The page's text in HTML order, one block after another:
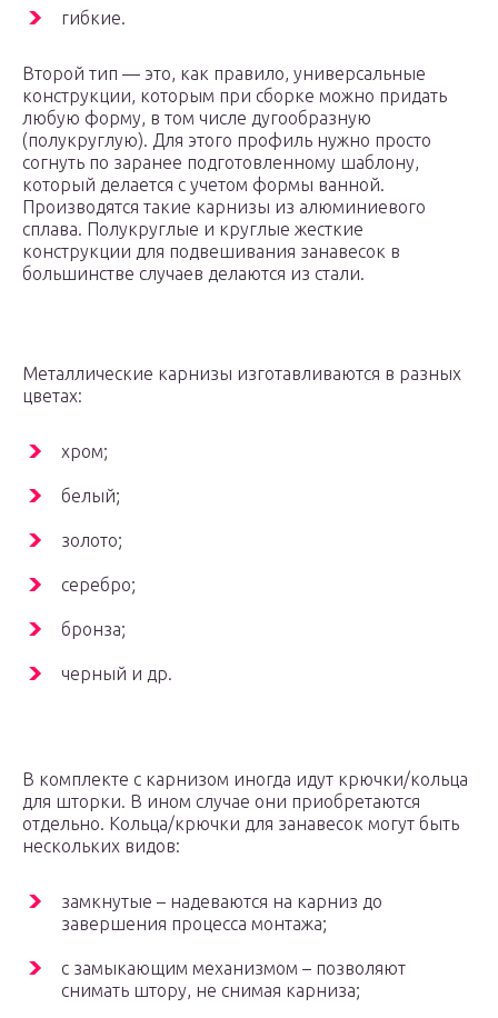
гибкие.
Второй тип — это, как правило, универсальные
конструкции, которым при сборке можно придать
любую форму, в том числе дугообразную
(полукруглую). Для этого профиль нужно просто
согнуть по заранее подготовленному шаблону,
который делается с учетом формы ванной.
Производятся такие карнизы из алюминиевого
сплава. Полукруглые и круглые жесткие
конструкции для подвешивания занавесок в
большинстве случаев делаются из стали.
Металлические карнизы изготавливаются в разных
цветах:
хром;
белый;
золото;
серебро;
бронза;
черный и др.
В комплекте с карнизом иногда идут крючки/кольца
для шторки. В ином случае они приобретаются
отдельно. Кольца/крючки для занавесок могут быть
нескольких видов:
замкнутые – надеваются на карниз до
завершения процесса монтажа;
с замыкающим механизмом – позволяют
снимать штору, не снимая карниза;